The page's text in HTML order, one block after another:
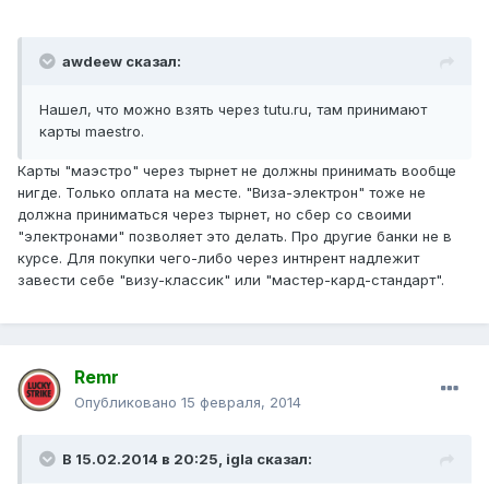
awdeew сказал:
Нашел, что можно взять через tutu.ru, там принимают
карты maestro.
Карты "маэстро" через тырнет не должны принимать вообще
нигде. Только оплата на месте. "Виза-электрон" тоже не
должна приниматься через тырнет, но сбер со своими
"электронами" позволяет это делать. Про другие банки не в
курсе. Для покупки чего-либо через интнрент надлежит
завести себе "визу-классик" или "мастер-кард-стандарт".
Remr
Опубликовано 15 февраля, 2014
В 15.02.2014 в 20:25, igla сказал: